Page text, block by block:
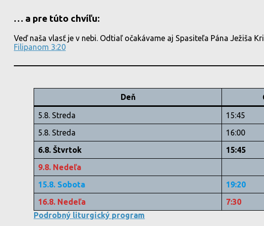
… a pre túto chvíľu:
Veď naša vlasť je v nebi. Odtiaľ očakávame aj Spasiteľa Pána Ježiša
Filipanom 3:20
Deň
5.8. Streda 15:45
5.8. Streda
16:00
6.8. Štvrtok
15:45
9.8. Nedeľa
15.8. Sobota
19:20
16.8. Nedeľa
7:30
Podrobný liturgický program